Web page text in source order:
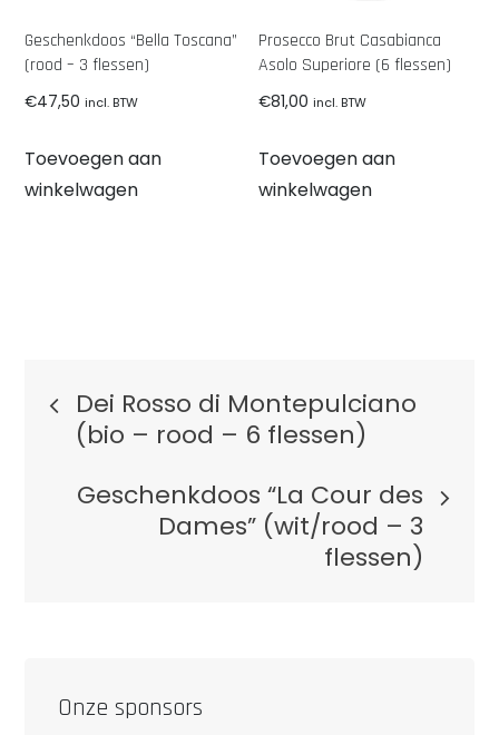
Geschenkdoos “Bella Toscana”
(rood – 3 flessen)
€47,50 incl. BTW
Toevoegen aan
winkelwagen
Prosecco Brut Casabianca
Asolo Superiore (6 flessen)
€81,00 incl. BTW
Toevoegen aan
winkelwagen
Berichtnavigatie
Dei Rosso di Montepulciano
(bio – rood – 6 flessen)
Geschenkdoos “La Cour des
Dames” (wit/rood – 3
flessen)
Onze sponsors